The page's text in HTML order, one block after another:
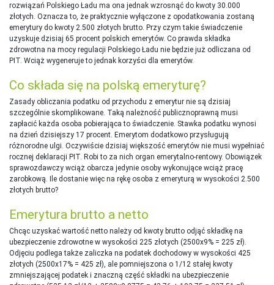
rozwiązań Polskiego Ładu ma ona jednak wzrosnąć do kwoty 30.000
złotych. Oznacza to, że praktycznie wyłączone z opodatkowania zostaną
emerytury do kwoty 2.500 złotych brutto. Przy czym takie świadczenie
uzyskuje dzisiaj 65 procent polskich emerytów. Co prawda składka
zdrowotna na mocy regulacji Polskiego Ładu nie będzie już odliczana od
PIT. Wciąż wygeneruje to jednak korzyści dla emerytów.
Co składa się na polską emeryturę?
Zasady obliczania podatku od przychodu z emerytur nie są dzisiaj
szczególnie skomplikowane. Taką należność publicznoprawną musi
zapłacić każda osoba pobierająca to świadczenie. Stawka podatku wynosi
na dzień dzisiejszy 17 procent. Emerytom dodatkowo przysługują
różnorodne ulgi. Oczywiście dzisiaj większość emerytów nie musi wypełniać
rocznej deklaracji PIT. Robi to za nich organ emerytalno-rentowy. Obowiązek
sprawozdawczy wciąż obarcza jedynie osoby wykonujące wciąż pracę
zarobkową. Ile dostanie więc na rękę osoba z emeryturą w wysokości 2.500
złotych brutto?
Emerytura brutto a netto
Chcąc uzyskać wartość netto należy od kwoty brutto odjąć składkę na
ubezpieczenie zdrowotne w wysokości 225 złotych (2500x9% = 225 zł).
Odjęciu podlega także zaliczka na podatek dochodowy w wysokości 425
złotych (2500x17% = 425 zł), ale pomniejszona o 1/12 stałej kwoty
zmniejszającej podatek i znaczną część składki na ubezpieczenie